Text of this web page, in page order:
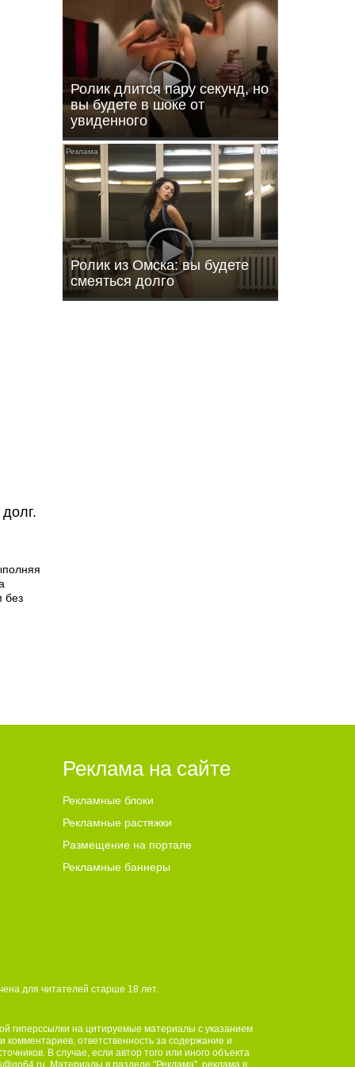
Ролик длится пару секунд, но
вы будете в шоке от
увиденного
i
Ролик из Омска: вы будете
смеяться долго
без
с
Реклама на сайте
Рекламные блоки
Рекламные растяжки
Размещение на портале
Рекламные баннеры
для читателей старше 18 лет.
гиперссылки на цитируемые материалы с указанием
ответственность за содержание и
В случае, если автор того или иного объекта
. Материалы в разделе "Реклама", реклама в